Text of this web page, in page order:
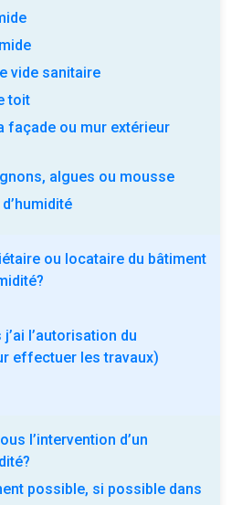
vide sanitaire
toit
façade ou mur extérieur
algues ou mousse
ou locataire du bâtiment
l’autorisation du
effectuer les travaux)
l’intervention d’un
possible, si possible dans